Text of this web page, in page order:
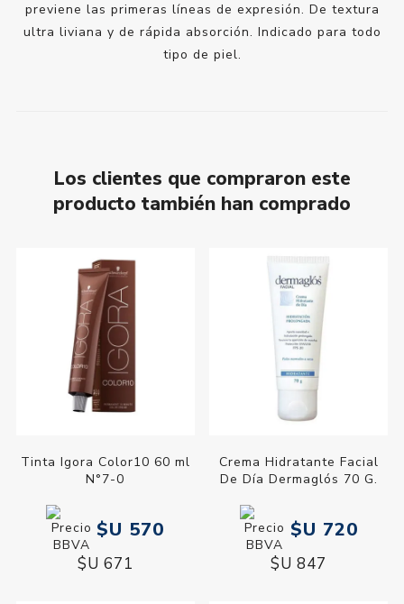
previene las primeras líneas de expresión. De textura
ultra liviana y de rápida absorción. Indicado para todo
tipo de piel.
Los clientes que compraron este
producto también han comprado
Tinta Igora Color10 60 ml
N°7-0
$U 570
$U 671
Crema Hidratante Facial
De Día Dermaglós 70 G.
$U 720
$U 847